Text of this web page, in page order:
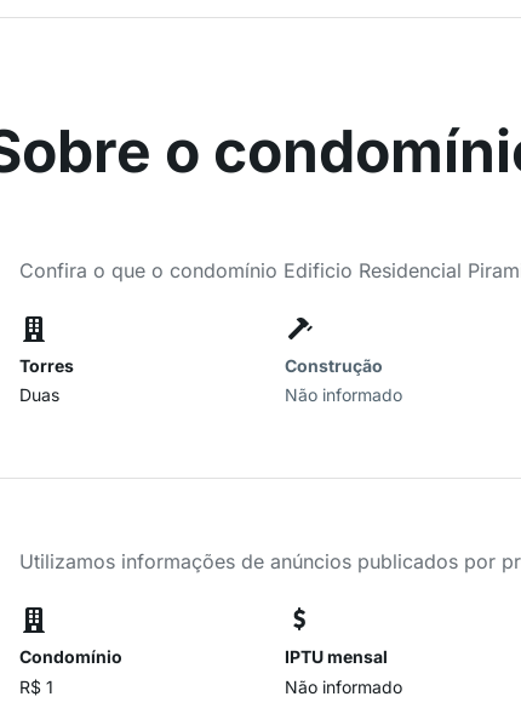
o
Confira o que o condomínio Edificio Residencial
Torres
Duas
Construção
Não informado
Utilizamos informações de anúncios publicados por
Condomínio
R$ 1
IPTU mensal
Não informado